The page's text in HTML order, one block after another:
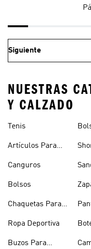
Siguiente
NUESTRAS
Y CALZADO
Tenis
Artículos Para
Canguros
Bolsos
Chaquetas Para
Ropa Deportiva
Buzos Para